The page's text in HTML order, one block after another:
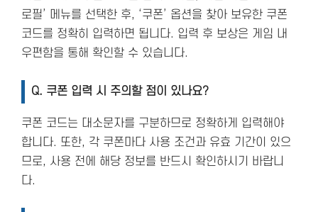
로필’ 메뉴를 선택한 후, ‘쿠폰’ 옵션을 찾아 보유한 쿠폰
코드를 정확히 입력하면 됩니다. 입력 후 보상은 게임 내
우편함을 통해 확인할 수 있습니다.
Q. 쿠폰 입력 시 주의할 점이 있나요?
쿠폰 코드는 대소문자를 구분하므로 정확하게 입력해야
합니다. 또한, 각 쿠폰마다 사용 조건과 유효 기간이 있으
므로, 사용 전에 해당 정보를 반드시 확인하시기 바랍니
다.